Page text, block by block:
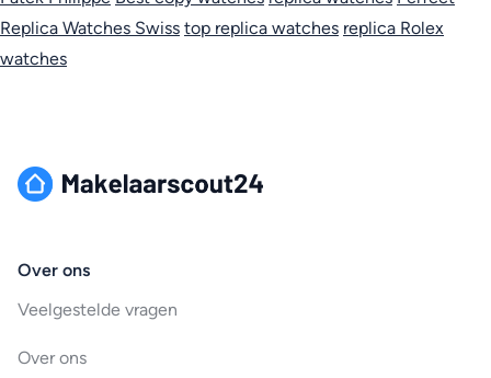
Replica Watches Swiss top replica watches replica Rolex
watches
Over ons
Veelgestelde vragen
Over ons